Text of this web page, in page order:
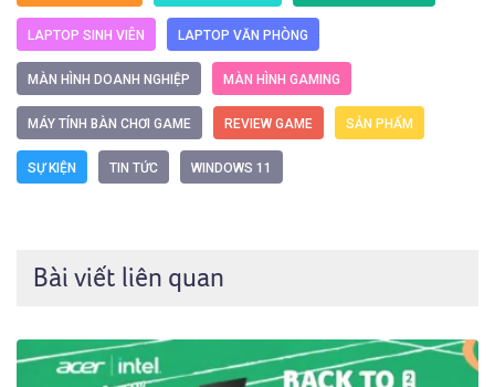
LAPTOP SINH VIÊN LAPTOP VĂN PHÒNG
MÀN HÌNH DOANH NGHIỆP MÀN HÌNH GAMING
MÁY TÍNH BÀN CHƠI GAME REVIEW GAME SẢN PHẨM
SỰ KIỆN TIN TỨC WINDOWS 11
Bài viết liên quan